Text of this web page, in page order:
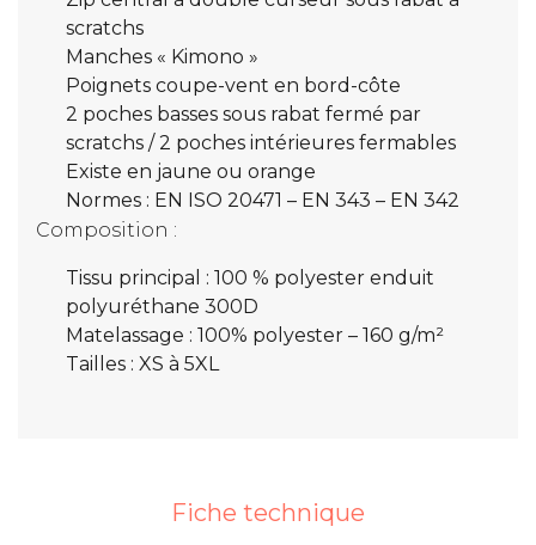
scratchs
Manches « Kimono »
Poignets coupe-vent en bord-côte
2 poches basses sous rabat fermé par
scratchs / 2 poches intérieures fermables
Existe en jaune ou orange
Normes : EN ISO 20471 – EN 343 – EN 342
Composition :
Tissu principal : 100 % polyester enduit
polyuréthane 300D
Matelassage : 100% polyester – 160 g/m²
Tailles : XS à 5XL
Fiche technique